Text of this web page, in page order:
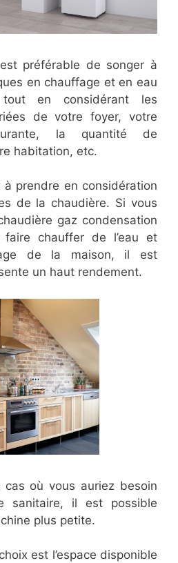
préférable de songer à
en chauffage et en eau
tout en considérant les
de votre foyer, votre
la quantité de
habitation, etc.
prendre en considération
de la chaudière. Si vous
gaz condensation
chauffer de l’eau et
de la maison, il est
un haut rendement.
cas où vous auriez besoin
sanitaire, il est possible
plus petite.
est l’espace disponible